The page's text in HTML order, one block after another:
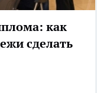
как
сделать